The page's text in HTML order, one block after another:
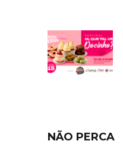
NÃO PERCA